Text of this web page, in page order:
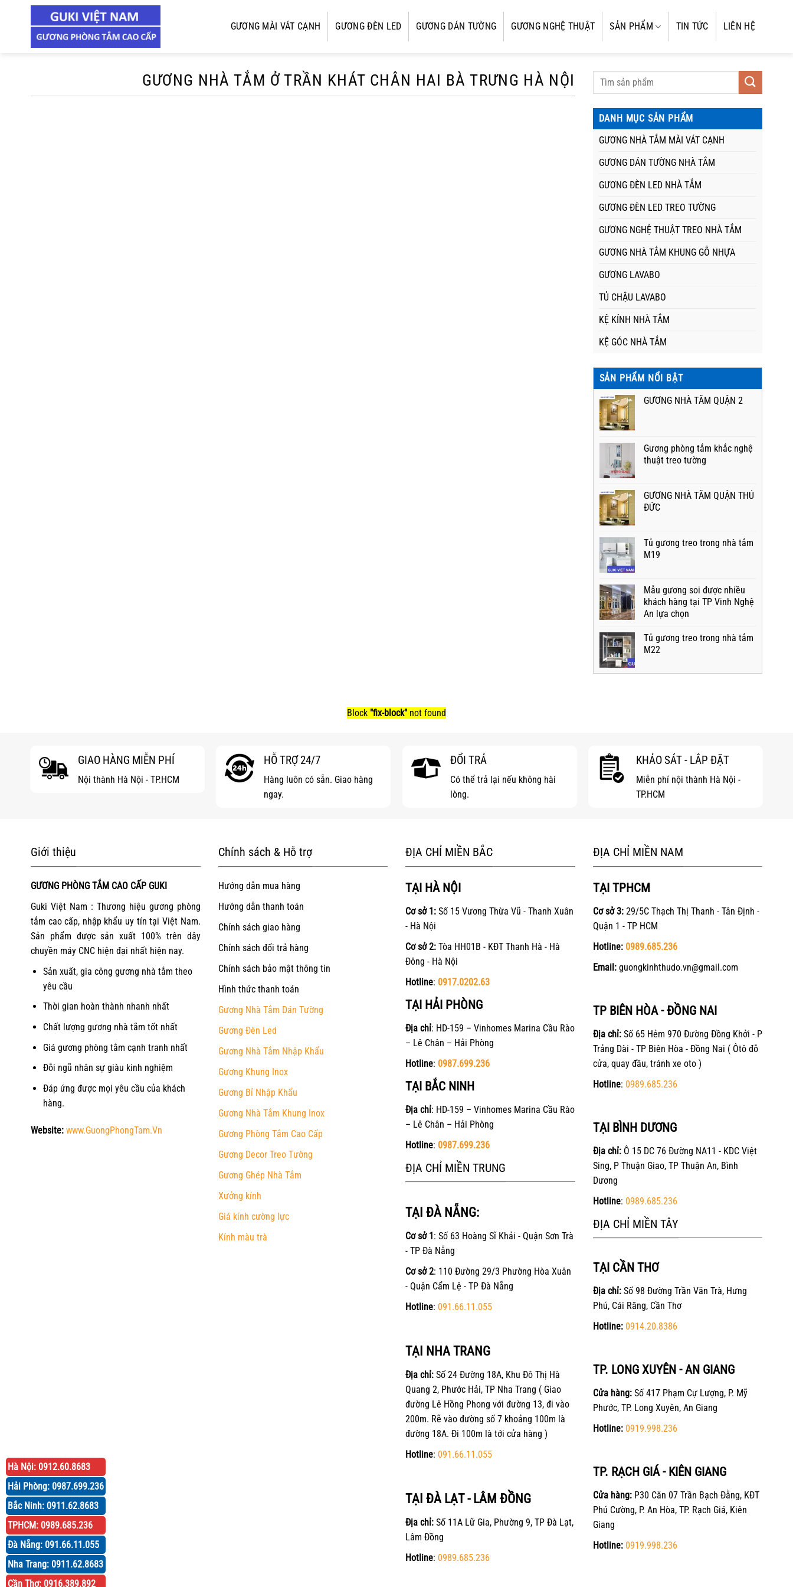
GƯƠNG MÀI VÁT CẠNH GƯƠNG ĐÈN LED GƯƠNG DÁN TƯỜNG GƯƠNG NGHỆ THUẬT SẢN PHẨM TIN TỨC LIÊN HỆ
GƯƠNG NHÀ TẮM Ở TRẦN KHÁT CHÂN HAI BÀ TRƯNG HÀ NỘI
DANH MỤC SẢN PHẨM
GƯƠNG NHÀ TẮM MÀI VÁT CẠNH
GƯƠNG DÁN TƯỜNG NHÀ TẮM
GƯƠNG ĐÈN LED NHÀ TẮM
GƯƠNG ĐÈN LED TREO TƯỜNG
GƯƠNG NGHỆ THUẬT TREO NHÀ TẮM
GƯƠNG NHÀ TẮM KHUNG GỖ NHỰA
GƯƠNG LAVABO
TỦ CHẬU LAVABO
KỆ KÍNH NHÀ TẮM
KỆ GÓC NHÀ TẮM
SẢN PHẨM NỔI BẬT
GƯƠNG NHÀ TẮM QUẬN 2
Gương phòng tắm khắc nghệ
thuật treo tường
GƯƠNG NHÀ TẮM QUẬN THỦ
ĐỨC
Tủ gương treo trong nhà tắm
M19
Mẫu gương soi được nhiều
khách hàng tại TP Vinh Nghệ
An lựa chọn
Tủ gương treo trong nhà tắm
M22
Block "fix-block" not found
GIAO HÀNG MIỄN PHÍ
Nội thành Hà Nội - TP.HCM
HỖ TRỢ 24/7
Hàng luôn có sẵn. Giao hàng
ngay.
ĐỔI TRẢ
Có thể trả lại nếu không hài
lòng.
KHẢO SÁT - LẮP ĐẶT
Miễn phí nội thành Hà Nội -
TP.HCM
Giới thiệu
GƯƠNG PHÒNG TẮM CAO CẤP GUKI
Guki Việt Nam : Thương hiệu gương phòng
tắm cao cấp, nhập khẩu uy tín tại Việt Nam.
Sản phẩm được sản xuất 100% trên dây
chuyền máy CNC hiện đại nhất hiện nay.
Sản xuất, gia công gương nhà tắm theo
yêu cầu
Thời gian hoàn thành nhanh nhất
Chất lượng gương nhà tắm tốt nhất
Giá gương phòng tắm cạnh tranh nhất
Đỗi ngũ nhân sự giàu kinh nghiệm
Đáp ứng được mọi yêu cầu của khách
hàng.
Website: www.GuongPhongTam.Vn
Chính sách & Hỗ trợ
Hướng dẫn mua hàng
Hướng dẫn thanh toán
Chính sách giao hàng
Chính sách đổi trả hàng
Chính sách bảo mật thông tin
Hình thức thanh toán
Gương Nhà Tắm Dán Tường
Gương Đèn Led
Gương Nhà Tắm Nhập Khẩu
Gương Khung Inox
Gương Bỉ Nhập Khẩu
Gương Nhà Tắm Khung Inox
Gương Phòng Tắm Cao Cấp
Gương Decor Treo Tường
Gương Ghép Nhà Tắm
Xưởng kính
Giá kính cường lực
Kính màu trà
ĐỊA CHỈ MIỀN BẮC
TẠI HÀ NỘI
Cơ sở 1: Số 15 Vương Thừa Vũ - Thanh Xuân
- Hà Nội
Cơ sở 2: Tòa HH01B - KĐT Thanh Hà - Hà
Đông - Hà Nội
Hotline: 0917.0202.63
TẠI HẢI PHÒNG
Địa chỉ: HD-159 – Vinhomes Marina Cầu Rào
– Lê Chân – Hải Phòng
Hotline: 0987.699.236
TẠI BẮC NINH
Địa chỉ: HD-159 – Vinhomes Marina Cầu Rào
– Lê Chân – Hải Phòng
Hotline: 0987.699.236
ĐỊA CHỈ MIỀN TRUNG
TẠI ĐÀ NẴNG:
Cơ sở 1 : Số 63 Hoàng Sĩ Khải - Quận Sơn Trà
- TP Đà Nẵng
Cơ sở 2: 110 Đường 29/3 Phường Hòa Xuân
- Quận Cẩm Lệ - TP Đà Nẵng
Hotline: 091.66.11.055
TẠI NHA TRANG
Địa chỉ: Số 24 Đường 18A, Khu Đô Thị Hà
Quang 2, Phước Hải, TP Nha Trang ( Giao
đường Lê Hồng Phong với đường 13, đi vào
200m. Rẽ vào đường số 7 khoảng 100m là
đường 18A. Đi 100m là tới cửa hàng )
Hotline: 091.66.11.055
TẠI ĐÀ LẠT - LÂM ĐỒNG
Địa chỉ: Số 11A Lữ Gia, Phường 9, TP Đà Lạt,
Lâm Đồng
Hotline: 0989.685.236
ĐỊA CHỈ MIỀN NAM
TẠI TPHCM
Cơ sở 3:29/5C Thạch Thị Thanh - Tân Định -
Quận 1 - TP HCM
Hotline: 0989.685.236
Email:guongkinhthudo.vn@gmail.com
TP BIÊN HÒA - ĐỒNG NAI
Địa chỉ:Số 65 Hẻm 970 Đường Đồng Khởi - P
Trảng Dài - TP Biên Hòa - Đồng Nai ( Ôtô đỗ
cửa, quay đầu, tránh xe oto )
Hotline: 0989.685.236
TẠI BÌNH DƯƠNG
Địa chỉ:Ô 15 DC 76 Đường NA11 - KDC Việt
Sing, P Thuận Giao, TP Thuận An, Bình
Dương
Hotline: 0989.685.236
ĐỊA CHỈ MIỀN TÂY
TẠI CẦN THƠ
Địa chỉ:Số 98 Đường Trần Văn Trà, Hưng
Phú, Cái Răng, Cần Thơ
Hotline: 0914.20.8386
TP. LONG XUYÊN - AN GIANG
Cửa hàng:Số 417 Phạm Cự Lượng, P. Mỹ
Phước, TP. Long Xuyên, An Giang
Hotline: 0919.998.236
TP. RẠCH GIÁ - KIÊN GIANG
Cửa hàng:P30 Căn 07 Trần Bạch Đằng, KĐT
Phú Cường, P. An Hòa, TP. Rạch Giá, Kiên
Giang
Hotline: 0919.998.236
Hà Nội: 0912.60.8683
Hải Phòng: 0987.699.236
Bắc Ninh: 0911.62.8683
TPHCM: 0989.685.236
Đà Nẵng: 091.66.11.055
Nha Trang: 0911.62.8683
Cần Thơ: 0916.389.892